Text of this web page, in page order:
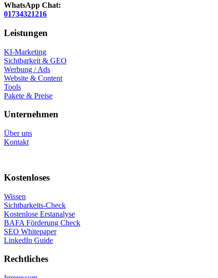
WhatsApp Chat:
01734321216
Leistungen
KI-Marketing
Sichtbarkeit & GEO
Werbung / Ads
Website & Content
Tools
Pakete & Preise
Unternehmen
Über uns
Kontakt
Kostenloses
Wissen
Sichtbarkeits-Check
Kostenlose Erstanalyse
BAFA Förderung Check
SEO Whitepaper
LinkedIn Guide
Rechtliches